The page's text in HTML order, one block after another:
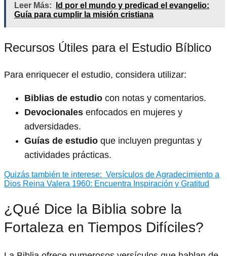
Leer Más:
Id por el mundo y predicad el evangelio:
Guía para cumplir la misión cristiana
Recursos Útiles para el Estudio Bíblico
Para enriquecer el estudio, considera utilizar:
Biblias de estudio con notas y comentarios.
Devocionales enfocados en mujeres y
adversidades.
Guías de estudio que incluyen preguntas y
actividades prácticas.
Quizás también te interese: Versículos de Agradecimiento a
Dios Reina Valera 1960: Encuentra Inspiración y Gratitud
¿Qué Dice la Biblia sobre la
Fortaleza en Tiempos Difíciles?